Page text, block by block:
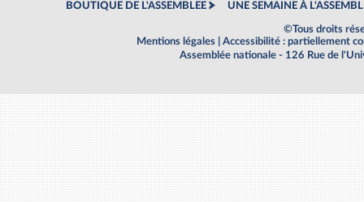
BOUTIQUE DE L'ASSEMBLEE UNE SEMAINE À
©Tous droits
Mentions légales
Accessibilité : partiellement
Assemblée nationale - 126 Rue de